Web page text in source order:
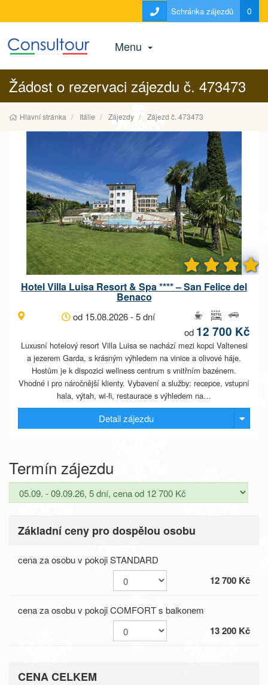
Schránka zájezdů 0
Menu
Žádost o rezervaci zájezdu č. 473473
Hlavní stránka Itálie Zájezdy Zájezd č. 473473
Hotel Villa Luisa Resort & Spa **** – San Felice del
Benaco
od 15.08.2026 - 5 dní
od 12 700 Kč
Luxusní hotelový resort Villa Luisa se nachází mezi kopci Valtenesi
a jezerem Garda, s krásným výhledem na vinice a olivové háje.
Hostům je k dispozici wellness centrum s vnitřním bazénem.
Vhodné i pro náročnější klienty. Vybavení a služby: recepce, vstupní
hala, výtah, wi-fi, restaurace s výhledem na…
Detail zájezdu
Termín zájezdu
Základní ceny pro dospělou osobu
cena za osobu v pokoji STANDARD
12 700 Kč
cena za osobu v pokoji COMFORT s balkonem
13 200 Kč
CENA CELKEM